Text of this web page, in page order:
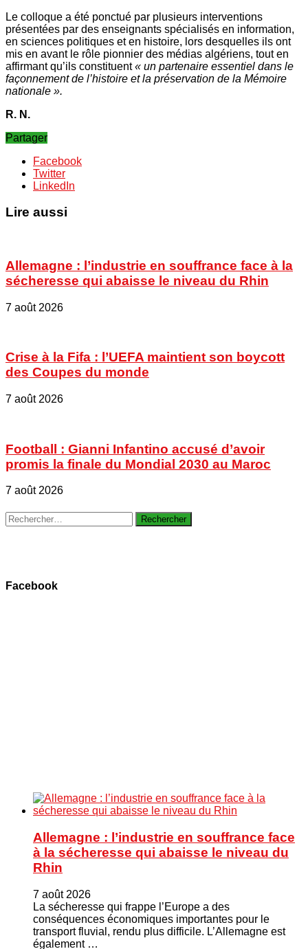
Le colloque a été ponctué par plusieurs interventions
présentées par des enseignants spécialisés en information,
en sciences politiques et en histoire, lors desquelles ils ont
mis en avant le rôle pionnier des médias algériens, tout en
affirmant qu’ils constituent« un partenaire essentiel dans le
façonnement de l’histoire et la préservation de la Mémoire
nationale ».
R. N.
Partager
Facebook
Twitter
LinkedIn
Lire aussi
Allemagne : l’industrie en souffrance face à la
sécheresse qui abaisse le niveau du Rhin
7 août 2026
Crise à la Fifa : l’UEFA maintient son boycott
des Coupes du monde
7 août 2026
Football : Gianni Infantino accusé d’avoir
promis la finale du Mondial 2030 au Maroc
7 août 2026
Rechercher :
Facebook
Allemagne : l’industrie en souffrance face
à la sécheresse qui abaisse le niveau du
Rhin
7 août 2026
La sécheresse qui frappe l’Europe a des
conséquences économiques importantes pour le
transport fluvial, rendu plus difficile. L’Allemagne est
également …